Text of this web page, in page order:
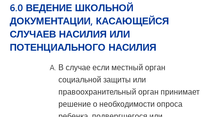
6.0 ВЕДЕНИЕ ШКОЛЬНОЙ
ДОКУМЕНТАЦИИ, КАСАЮЩЕЙСЯ
СЛУЧАЕВ НАСИЛИЯ ИЛИ
ПОТЕНЦИАЛЬНОГО НАСИЛИЯ
В случае если местный орган
социальной защиты или
правоохранительный орган принимает
решение о необходимости опроса